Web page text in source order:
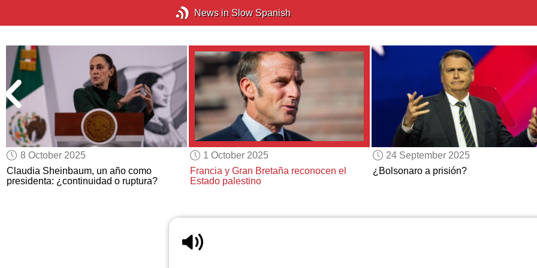
News in Slow Spanish
8 October 2025
Claudia Sheinbaum, un año como
presidenta: ¿continuidad o ruptura?
1 October 2025
Francia y Gran Bretaña reconocen el
Estado palestino
24 September 2025
¿Bolsonaro a prisión?